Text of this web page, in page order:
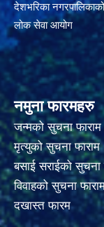
देशभरिका
लोक सेवा आयोग
नमुना फारमहरु
जन्मको सुचना फाराम
मृत्युको सुचना फाराम
बसाई सराईको सुचना
विवाहको सुचना
दखास्त फारम